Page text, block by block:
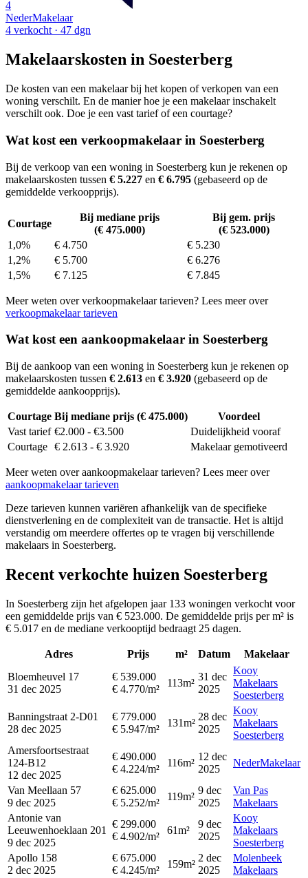
4
NederMakelaar
4 verkocht· 47 dgn
Makelaarskosten in Soesterberg
De kosten van een makelaar bij het kopen of verkopen van een
woning verschilt. En de manier hoe je een makelaar inschakelt
verschilt ook. Doe je een vast tarief of een courtage?
Wat kost een verkoopmakelaar in Soesterberg
Bij de verkoop van een woning in Soesterberg kun je rekenen op
makelaarskosten tussen € 5.227 en € 6.795 (gebaseerd op de
gemiddelde verkoopprijs).
Courtage
Bij mediane prijs
(€ 475.000)
Bij gem. prijs
(€ 523.000)
1,0%
€ 4.750
€ 5.230
1,2%
€ 5.700
€ 6.276
1,5%
€ 7.125 € 7.845
Meer weten over verkoopmakelaar tarieven? Lees meer over
verkoopmakelaar tarieven
Wat kost een aankoopmakelaar in Soesterberg
Bij de aankoop van een woning in Soesterberg kun je rekenen op
makelaarskosten tussen € 2.613 en € 3.920 (gebaseerd op de
gemiddelde aankoopprijs).
Courtage Bij mediane prijs (€ 475.000)
Voordeel
Vast tarief €2.000 - €3.500
Duidelijkheid vooraf
Courtage € 2.613 - € 3.920 Makelaar gemotiveerd
Meer weten over aankoopmakelaar tarieven? Lees meer over
aankoopmakelaar tarieven
Deze tarieven kunnen variëren afhankelijk van de specifieke
dienstverlening en de complexiteit van de transactie. Het is altijd
verstandig om meerdere offertes op te vragen bij verschillende
makelaars in Soesterberg.
Recent verkochte huizen Soesterberg
In Soesterberg zijn het afgelopen jaar 133 woningen verkocht voor
een gemiddelde prijs van € 523.000. De gemiddelde prijs per m² is
€ 5.017 en de mediane verkooptijd bedraagt 25 dagen.
Adres Prijs m² Datum
Makelaar
Bloemheuvel 17
31 dec 2025
€ 539.000
€ 4.770/m²
113m²
31 dec
2025
Kooy
Makelaars
Soesterberg
Banningstraat 2-D01
28 dec 2025
€ 779.000
€ 5.947/m²
131m²
28 dec
2025
Kooy
Makelaars
Soesterberg
Amersfoortsestraat
124-B12
12 dec 2025
€ 490.000
€ 4.224/m²
116m²
12 dec
2025
NederMakelaar
Van Meellaan 57
9 dec 2025
€ 625.000
€ 5.252/m²
119m²
9 dec
2025
Van Pas
Makelaars
Antonie van
Leeuwenhoeklaan 201
9 dec 2025
€ 299.000
€ 4.902/m²
61m²
9 dec
2025
Kooy
Makelaars
Soesterberg
Apollo 158
2 dec 2025
€ 675.000
€ 4.245/m²
159m²
2 dec
2025
Molenbeek
Makelaars